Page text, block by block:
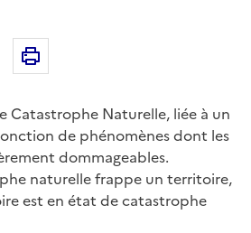
par email
Copier dans le presse-papier
Catastrophe Naturelle, liée à un
de phénomènes dont les
dommageables.
naturelle frappe un territoire,
est en état de catastrophe